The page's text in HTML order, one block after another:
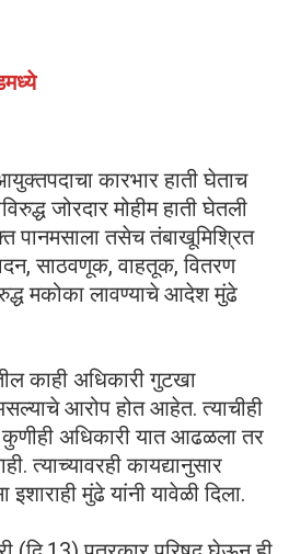
कारभार हाती घेताच
जोरदार मोहीम हाती घेतली
पानमसाला तसेच तंबाखूमिश्रित
साठवणूक, वाहतूक, वितरण
मकोका लावण्याचे आदेश मुंढे
काही अधिकारी गुटखा
आरोप होत आहेत. त्याचीही
अधिकारी यात आढळला तर
त्याच्यावरही कायद्यानुसार
मुंढे यांनी यावेळी दिला.